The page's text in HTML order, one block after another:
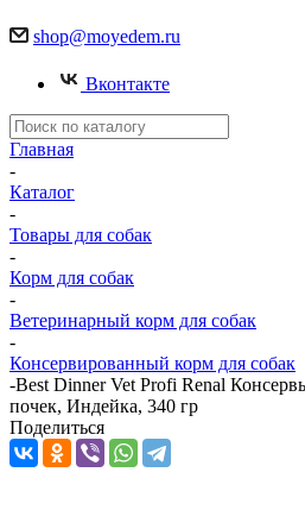
shop@moyedem.ru
Вконтакте
Главная
-
Каталог
-
Товары для собак
-
Корм для собак
-
Ветеринарный корм для собак
-
Консервированный корм для собак
-Best Dinner Vet Profi Renal
почек, Индейка, 340 гр
Поделиться